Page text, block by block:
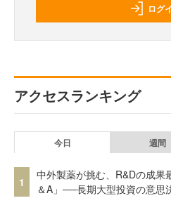
ログ
アクセスランキング
今日 週間
1
中外製薬が挑む、R&Dの成果
＆A」──長期大型投資の意思